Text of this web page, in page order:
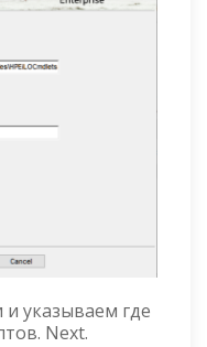
указываем где
Next.